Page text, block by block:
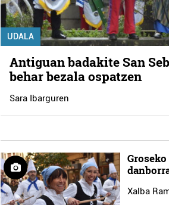
UDALA
Antiguan badakite San
behar bezala ospatzen
Sara Ibarguren
Xalba